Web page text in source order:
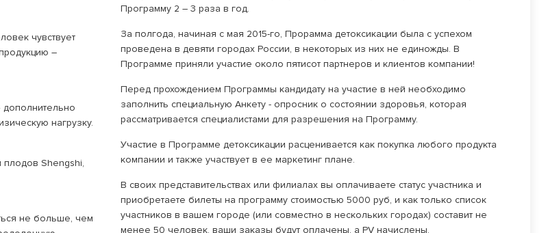
чувствует
–
нагрузку.
плодов Shengshi,
не больше, чем
Программу 2 – 3 раза в год.
За полгода, начиная с мая 2015-го, Прорамма детоксикации была с успехом
проведена в девяти городах России, в некоторых из них не единожды. В
Программе приняли участие около пятисот партнеров и клиентов компании!
Перед прохождением Программы кандидату на участие в ней необходимо
заполнить специальную Анкету - опросник о состоянии здоровья, которая
рассматривается специалистами для разрешения на Программу.
Участие в Программе детоксикации расценивается как покупка любого продукта
компании и также участвует в ее маркетинг плане.
В своих представительствах или филиалах вы оплачиваете статус участника и
приобретаете билеты на программу стоимостью 5000 руб, и как только список
участников в вашем городе (или совместно в нескольких городах) составит не
менее 50 человек, ваши заказы будут оплачены, а PV начислены.